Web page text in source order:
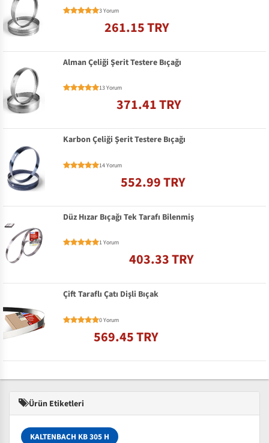
3 Yorum
261.15 TRY
Alman Çeliği Şerit Testere Bıçağı
13 Yorum
371.41 TRY
Karbon Çeliği Şerit Testere Bıçağı
14 Yorum
552.99 TRY
Düz Hızar Bıçağı Tek Tarafı Bilenmiş
1 Yorum
403.33 TRY
Çift Taraflı Çatı Dişli Bıçak
0 Yorum
569.45 TRY
Ürün Etiketleri
KALTENBACH KB 305 H